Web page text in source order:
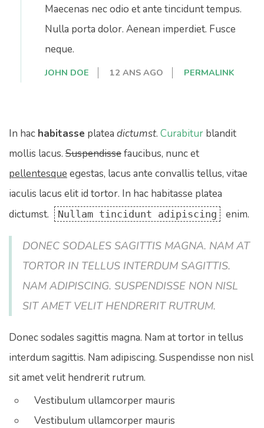
Maecenas nec odio et ante tincidunt tempus.
Nulla porta dolor. Aenean imperdiet. Fusce
neque.
JOHN DOE 12 ANS AGO PERMALINK
In hac habitasse platea dictumst. Curabitur blandit
mollis lacus. Suspendissefaucibus, nunc et
pellentesque egestas, lacus ante convallis tellus, vitae
iaculis lacus elit id tortor. In hac habitasse platea
dictumst.
Nullam tincidunt adipiscing enim.
DONEC SODALES SAGITTIS MAGNA. NAM AT
TORTOR IN TELLUS INTERDUM SAGITTIS.
NAM ADIPISCING. SUSPENDISSE NON NISL
SIT AMET VELIT HENDRERIT RUTRUM.
Donec sodales sagittis magna. Nam at tortor in tellus
interdum sagittis. Nam adipiscing. Suspendisse non nisl
sit amet velit hendrerit rutrum.
Vestibulum ullamcorper mauris
Vestibulum ullamcorper mauris